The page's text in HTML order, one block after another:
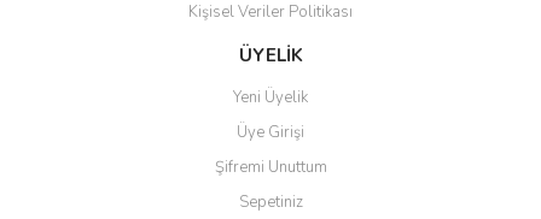
Kişisel Veriler Politikası
ÜYELİK
Yeni Üyelik
Üye Girişi
Şifremi Unuttum
Sepetiniz